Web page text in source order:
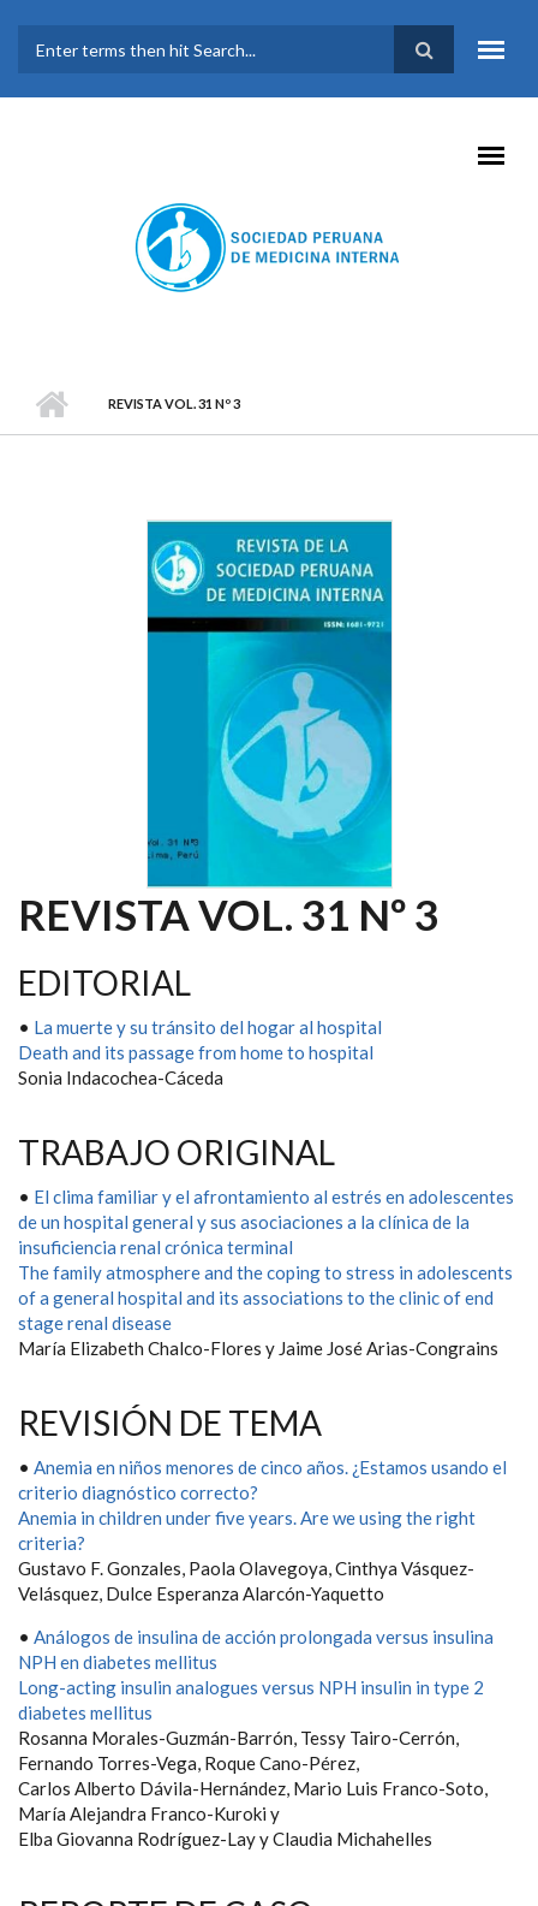
FORMULARIO DE
BÚSQUEDA
REVISTA VOL. 31 Nº 3
REVISTA VOL. 31 Nº 3
EDITORIAL
• La muerte y su tránsito del hogar al hospital
Death and its passage from home to hospital
Sonia Indacochea-Cáceda
TRABAJO ORIGINAL
• El clima familiar y el afrontamiento al estrés en adolescentes
de un hospital general y sus asociaciones a la clínica de la
insuficiencia renal crónica terminal
The family atmosphere and the coping to stress in adolescents
of a general hospital and its associations to the clinic of end
stage renal disease
María Elizabeth Chalco-Flores y Jaime José Arias-Congrains
REVISIÓN DE TEMA
• Anemia en niños menores de cinco años. ¿Estamos usando el
criterio diagnóstico correcto?
Anemia in children under five years. Are we using the right
criteria?
Gustavo F. Gonzales, Paola Olavegoya, Cinthya Vásquez-
Velásquez, Dulce Esperanza Alarcón-Yaquetto
• Análogos de insulina de acción prolongada versus insulina
NPH en diabetes mellitus
Long-acting insulin analogues versus NPH insulin in type 2
diabetes mellitus
Rosanna Morales-Guzmán-Barrón, Tessy Tairo-Cerrón,
Fernando Torres-Vega, Roque Cano-Pérez,
Carlos Alberto Dávila-Hernández, Mario Luis Franco-Soto,
María Alejandra Franco-Kuroki y
Elba Giovanna Rodríguez-Lay y Claudia Michahelles